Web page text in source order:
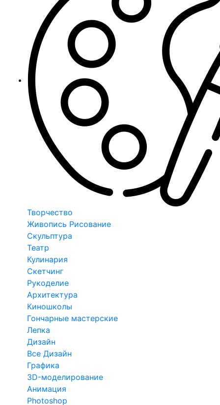
Творчество
Живопись Рисование
Скульптура
Театр
Кулинария
Скетчинг
Рукоделие
Архитектура
Киношколы
Гончарные мастерские
Лепка
Дизайн
Все Дизайн
Графика
3D-моделирование
Анимация
Photoshop